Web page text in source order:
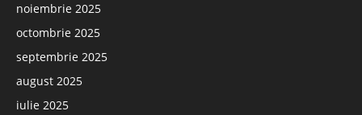
noiembrie 2025
octombrie 2025
septembrie 2025
august 2025
iulie 2025